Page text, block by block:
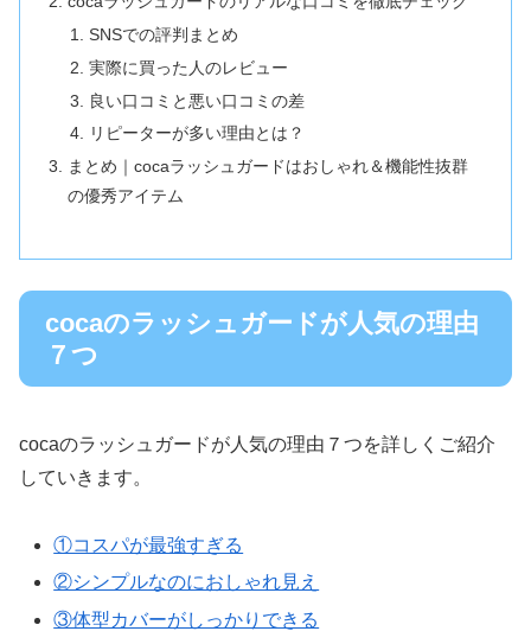
SNSでの評判まとめ
実際に買った人のレビュー
良い口コミと悪い口コミの差
リピーターが多い理由とは？
まとめ｜cocaラッシュガードはおしゃれ＆機能性抜群
の優秀アイテム
cocaのラッシュガードが人気の理由
７つ
cocaのラッシュガードが人気の理由７つを詳しくご紹介
していきます。
①コスパが最強すぎる
②シンプルなのにおしゃれ見え
③体型カバーがしっかりできる